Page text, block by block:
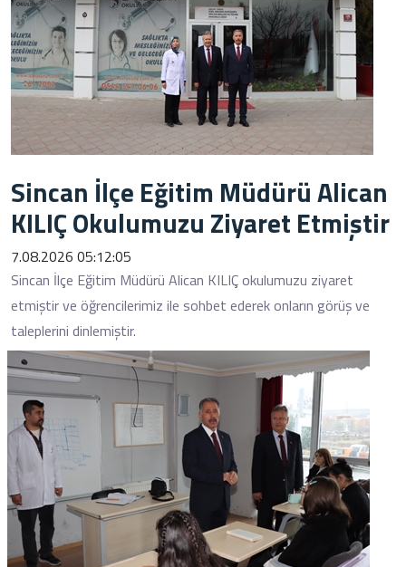
Sincan İlçe Eğitim Müdürü Alican
KILIÇ Okulumuzu Ziyaret Etmiştir
7.08.2026 05:12:05
Sincan İlçe Eğitim Müdürü Alican KILIÇ okulumuzu ziyaret
etmiştir ve öğrencilerimiz ile sohbet ederek onların görüş ve
taleplerini dinlemiştir.